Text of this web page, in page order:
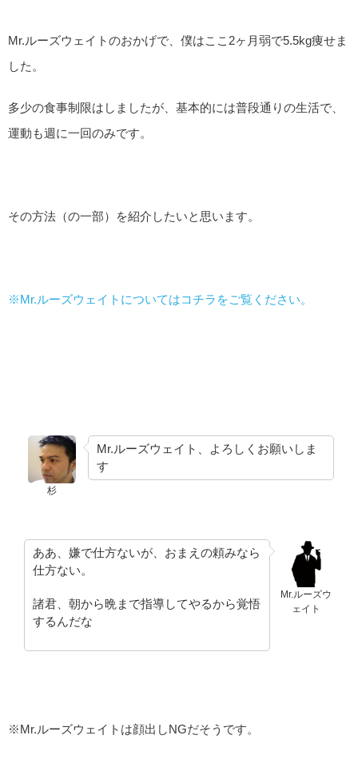
Mr.ルーズウェイトのおかげで、僕はここ2ヶ月弱で5.5kg痩せま
した。
多少の食事制限はしましたが、基本的には普段通りの生活で、
運動も週に一回のみです。
その方法（の一部）を紹介したいと思います。
※Mr.ルーズウェイトについてはコチラをご覧ください。
杉
Mr.ルーズウェイト、よろしくお願いしま
す
Mr.ルーズウ
ェイト
ああ、嫌で仕方ないが、おまえの頼みなら
仕方ない。
諸君、朝から晩まで指導してやるから覚悟
するんだな
※Mr.ルーズウェイトは顔出しNGだそうです。